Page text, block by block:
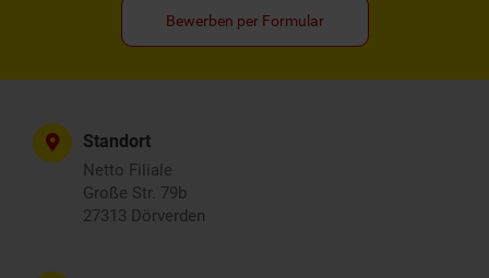
Bewerben per Formular
Standort
Netto Filiale
Große Str. 79b
27313 Dörverden